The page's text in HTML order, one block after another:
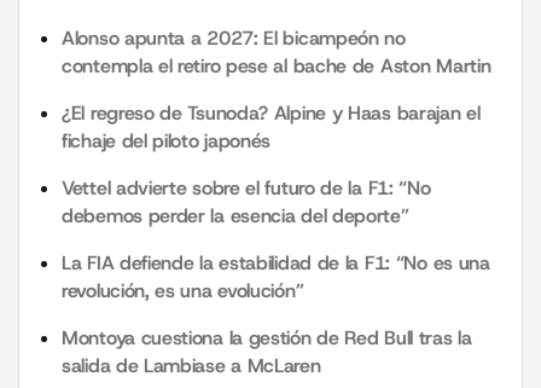
Alonso apunta a 2027: El bicampeón no
contempla el retiro pese al bache de Aston Martin
¿El regreso de Tsunoda? Alpine y Haas barajan el
fichaje del piloto japonés
Vettel advierte sobre el futuro de la F1: “No
debemos perder la esencia del deporte”
La FIA defiende la estabilidad de la F1: “No es una
revolución, es una evolución”
Montoya cuestiona la gestión de Red Bull tras la
salida de Lambiase a McLaren